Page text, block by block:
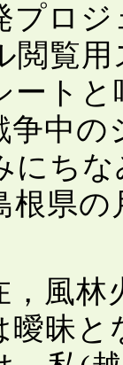
プロ
閲覧
ート
争中
にち
根県
，風
曖昧